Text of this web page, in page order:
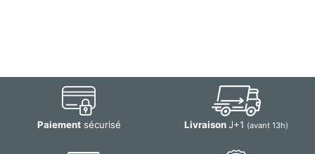
Paiementsécurisé LivraisonJ+1 (avant 13h)